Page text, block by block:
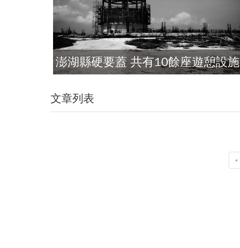
澎湖縣硬要蓋 共有10餘座遊憩設施
文章列表
«